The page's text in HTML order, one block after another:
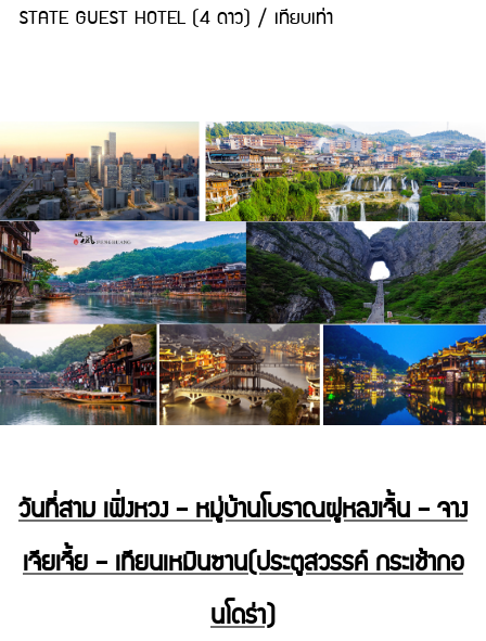
STATE GUEST HOTEL (4 ดาว) / เทียบเท่า
วันที่สาม เฟิ่งหวง – หมู่บ้านโบราณฝูหลงเจิ้น – จาง
เจียเจี้ย – เทียนเหมินซาน(ประตูสวรรค์ กระเช้ากอ
นโดร่า)